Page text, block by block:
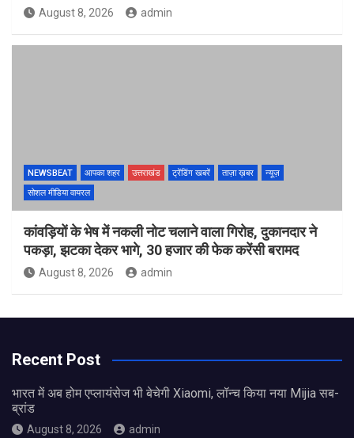
August 8, 2026 admin
NEWSBEAT आपका शहर उत्तराखंड ट्रेंडिंग खबरें ताज़ा ख़बर
न्यूज़
सोशल मीडिया वायरल
कांवड़ियों के भेष में नकली नोट चलाने वाला गिरोह, दुकानदार ने
पकड़ा, झटका देकर भागे, 30 हजार की फेक करेंसी बरामद
August 8, 2026 admin
Recent Post
भारत में अब होम एप्लायंसेज भी बेचेगी Xiaomi, लॉन्च किया नया Mijia सब-
ब्रांड
August 8, 2026 admin